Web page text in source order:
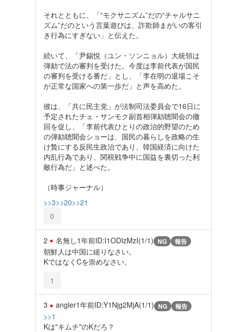
それとともに、「“モクサニズム”だの“チャルサニ
ズム”だのという言葉遊びは、詐欺師まがいの客引
き行為にすぎない」と伝えた。
続いて、「尹錫悦（ユン・ソンニョル）大統領は
弾劾で法の審判を受けた。今度は李前代表が国民
の審判を受ける番だ」とし、「李在明の退場こそ
が正常な国家への第一歩だ」と声を高めた。
彼は、「共に民主党」が法制司法委員会で16日に
予定されたチェ・サンモク副首相弾劾聴聞会の撤
回を促し、「李前代表ひとりの政治的野望のため
の弾劾聴聞会ショーは、国民の暮らしを政略の生
け贄にする反民生政治であり、韓国経済に向けた
内乱行為であり、関税戦争中に国益を裏切った利
敵行為だ」と述べた。
（時事ジャーナル）
>>3>>20>>21
0
2 名無し1年前ID:I1ODIzMzI(1/1) NG 報告
朝鮮人は中国に縋りなさい。
KではなくCを崇めなさい。
1
3 angler1年前ID:Y1Njg2MjA(1/1) NG 報告
>>1
Kは"キムチ"のKだろ？